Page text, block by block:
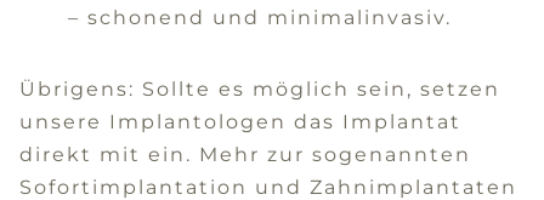
– schonend und minimalinvasiv.
Übrigens: Sollte es möglich sein, setzen
unsere Implantologen das Implantat
direkt mit ein. Mehr zur sogenannten
Sofortimplantation und Zahnimplantaten